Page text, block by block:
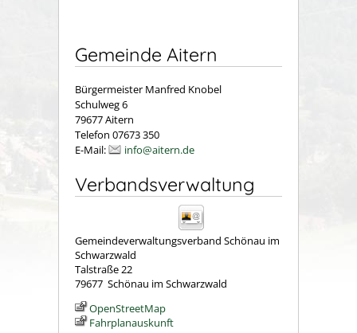
Gemeinde Aitern
Bürgermeister Manfred Knobel
Schulweg 6
79677 Aitern
Telefon 07673 350
E-Mail:
info@aitern.de
Verbandsverwaltung
Gemeindeverwaltungsverband Schönau im
Schwarzwald
Talstraße 22
79677 Schönau im Schwarzwald
OpenStreetMap
Fahrplanauskunft